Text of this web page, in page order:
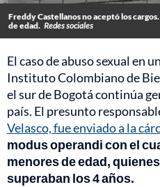
Freddy Castellanos no aceptó los
de edad. Redes sociales
El caso de abuso sexual en
Instituto Colombiano de
el sur de Bogotá continúa
país. El presunto
Velasco, fue enviado a la
modus operandi con el
menores de edad,
superaban los 4 años.